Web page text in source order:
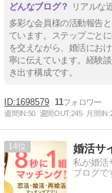
リアルな
多彩な会員様の活動報告
ています。ステップごと
を交えながら、婚活にお
寧に伝えています。経験
き出す構成です。
1698579 11
週間IN:50 週間OUT:245 月間IN:
14 婚活サ
私が婚活
ブログで